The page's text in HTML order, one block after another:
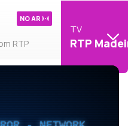
RTP
NO AR
TV
RTP